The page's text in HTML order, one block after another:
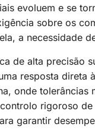
evoluem e se
sobre os
a necessidade
de alta precisão
resposta direta
onde tolerâncias
rigoroso de
garantir